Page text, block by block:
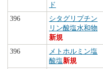
ド
396
シタグリプチン
リン酸塩水和物
新規
396
メトホルミン塩
酸塩新規